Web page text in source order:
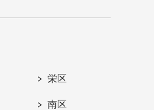
栄区
南区